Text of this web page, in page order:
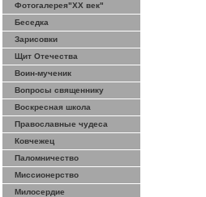
Фотогалерея"ХХ век"
Беседка
Зарисовки
Щит Отечества
Воин-мученик
Вопросы священнику
Воскресная школа
Православные чудеса
Ковчежец
Паломничество
Миссионерство
Милосердие